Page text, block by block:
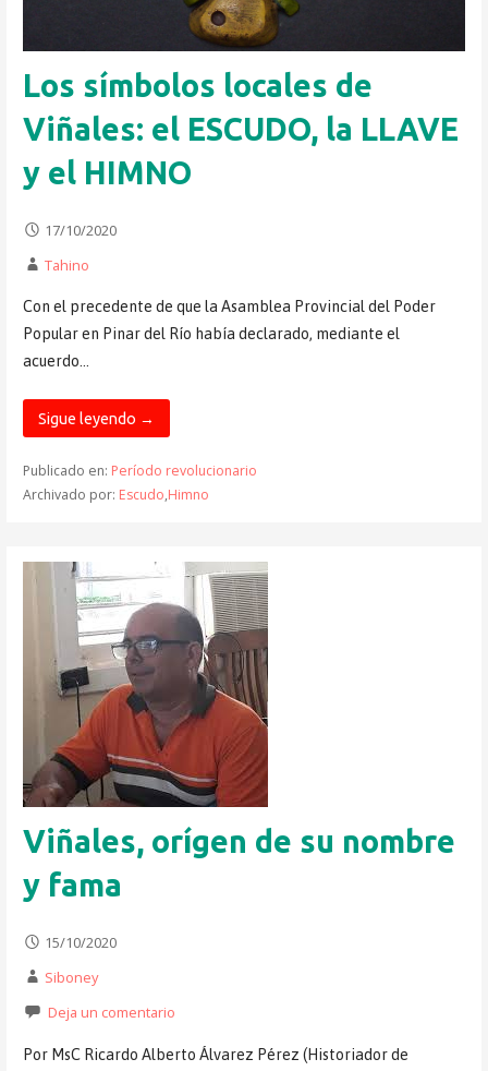
Los símbolos locales de
Viñales: el ESCUDO, la LLAVE
y el HIMNO
17/10/2020
Tahino
Con el precedente de que la Asamblea Provincial del Poder
Popular en Pinar del Río había declarado, mediante el
acuerdo…
Sigue leyendo →
Publicado en: Período revolucionario
Archivado por: Escudo,Himno
Viñales, orígen de su nombre
y fama
15/10/2020
Siboney
Deja un comentario
Por MsC Ricardo Alberto Álvarez Pérez (Historiador de